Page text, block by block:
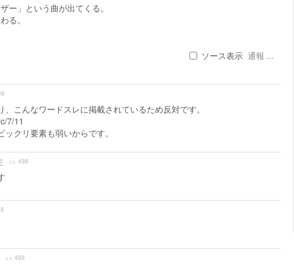
」という曲が出てくる。
る。
ソース表示 通報 ...
こんなワードスレに掲載されているため反対です。
7/11
クリ要素も弱いからです。
>> 498
>> 498